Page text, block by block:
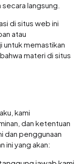
langsung.
di situs web ini
atau
untuk memastikan
materi di situs
kami
dan ketentuan
dan penggunaan
ini yang akan: